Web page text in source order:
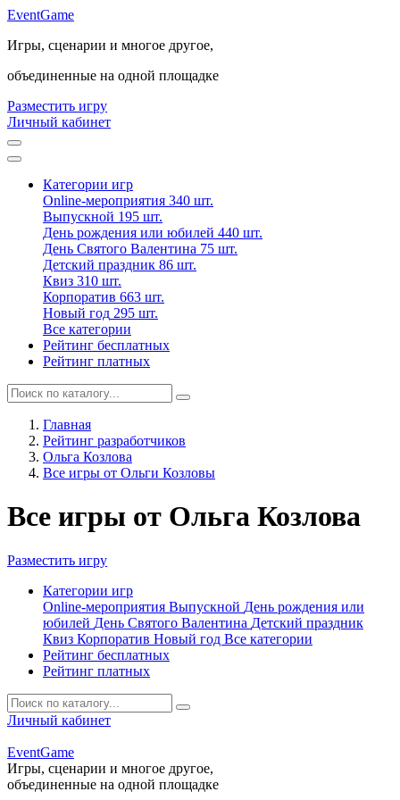
EventGame
Игры, сценарии и многое другое,
объединенные на одной площадке
Разместить игру
Личный кабинет
Категории игр
Online-мероприятия 340 шт.
Выпускной 195 шт.
День рождения или юбилей 440 шт.
День Святого Валентина 75 шт.
Детский праздник 86 шт.
Квиз 310 шт.
Корпоратив 663 шт.
Новый год 295 шт.
Все категории
Рейтинг бесплатных
Рейтинг платных
Главная
Рейтинг разработчиков
Ольга Козлова
Все игры от Ольги Козловы
Все игры от Ольга Козлова
Разместить игру
Категории игр
Online-мероприятия Выпускной День рождения или
юбилей День Святого Валентина Детский праздник
Квиз Корпоратив Новый год Все категории
Рейтинг бесплатных
Рейтинг платных
Личный кабинет
EventGame
Игры, сценарии и многое другое,
объединенные на одной площадке